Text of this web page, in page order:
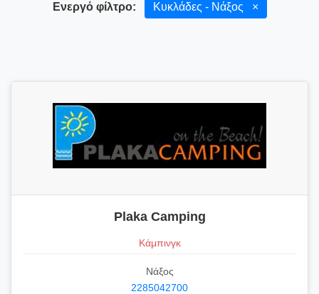
Ενεργό φίλτρο: Κυκλάδες - Νάξος ×
Plaka Camping
Κάμπινγκ
Νάξος
2285042700